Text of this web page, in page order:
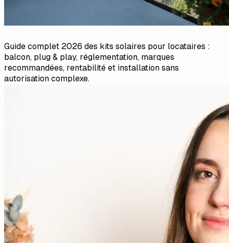
Guide complet 2026 des kits solaires pour locataires :
balcon, plug & play, réglementation, marques
recommandées, rentabilité et installation sans
autorisation complexe.